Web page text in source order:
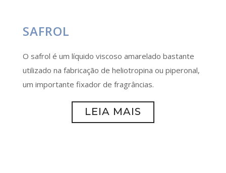
SAFROL
O safrol é um líquido viscoso amarelado bastante
utilizado na fabricação de heliotropina ou piperonal,
um importante fixador de fragrâncias.
LEIA MAIS